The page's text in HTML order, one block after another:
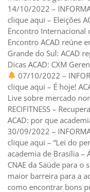
14/10/2022 –
clique aqui – Eleições
Encontro Internacional
Encontro ACAD reúne
Grande do Sul: ACAD
Dicas ACAD: CXM
07/10/2022 –
clique aqui – É hoje!
Live sobre mercado
RECIFITNESS –
ACAD: por que
30/09/2022 –
clique aqui – “Lei do
academia de Brasília –
CNAE da Saúde para
maior barreira para a
como encontrar bons